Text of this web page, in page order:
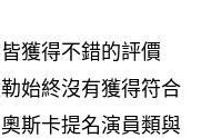
獲得不錯的評價
始終沒有獲得符合
斯卡提名演員類與